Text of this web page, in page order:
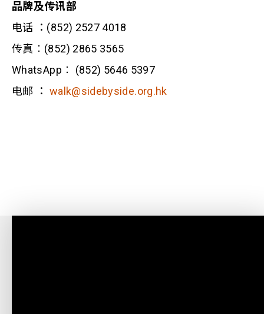
品牌及传讯部
电话 ：(852) 2527 4018
传真︰(852) 2865 3565
WhatsApp︰ (852) 5646 5397
电邮 ： walk@sidebyside.org.hk